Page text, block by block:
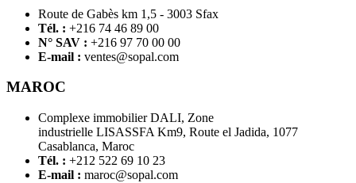
Route de Gabès km 1,5 - 3003 Sfax
Tél. : +216 74 46 89 00
N° SAV : +216 97 70 00 00
E-mail : ventes@sopal.com
MAROC
Complexe immobilier DALI, Zone
industrielle LISASSFA Km9, Route el Jadida, 1077
Casablanca, Maroc
Tél. : +212 522 69 10 23
E-mail : maroc@sopal.com